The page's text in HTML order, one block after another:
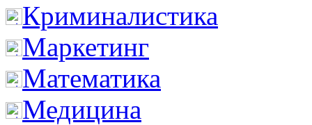
Криминалистика
Маркетинг
Математика
Медицина